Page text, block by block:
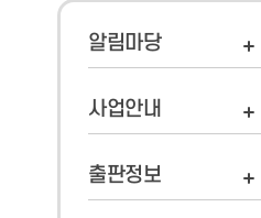
알림마당
사업안내
출판정보